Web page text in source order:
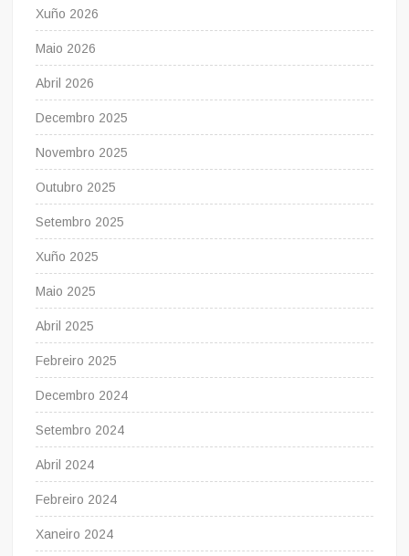
Xuño 2026
Maio 2026
Abril 2026
Decembro 2025
Novembro 2025
Outubro 2025
Setembro 2025
Xuño 2025
Maio 2025
Abril 2025
Febreiro 2025
Decembro 2024
Setembro 2024
Abril 2024
Febreiro 2024
Xaneiro 2024